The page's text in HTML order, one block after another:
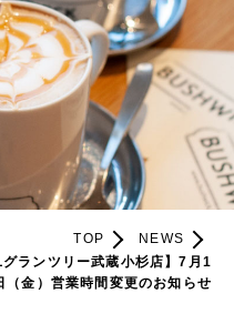
TOP
NEWS
ランツリー武蔵小杉店】7月1
（金）営業時間変更のお知らせ